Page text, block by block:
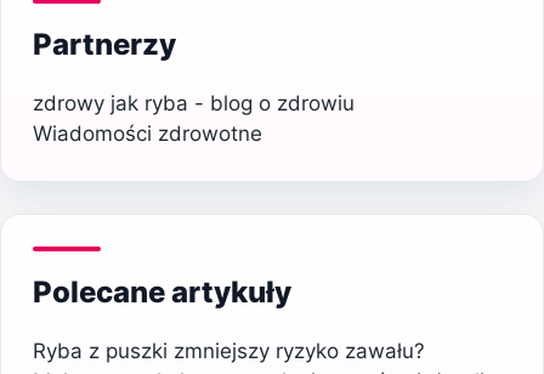
Partnerzy
zdrowy jak ryba - blog o zdrowiu
Wiadomości zdrowotne
Polecane artykuły
Ryba z puszki zmniejszy ryzyko zawału?